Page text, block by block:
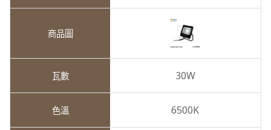
30W
6500K